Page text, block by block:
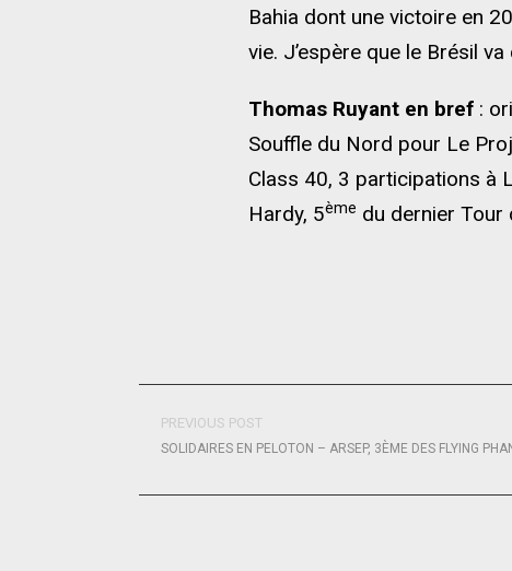
Bahia dont une victoire en
vie. J’espère que le Brésil
Thomas Ruyant en bref :
Souffle du Nord pour Le
Class 40, 3 participations à
Hardy, 5ème du dernier Tour
PREVIOUS POST
SOLIDAIRES EN PELOTON – ARSEP, 3ÈME DES FLYING